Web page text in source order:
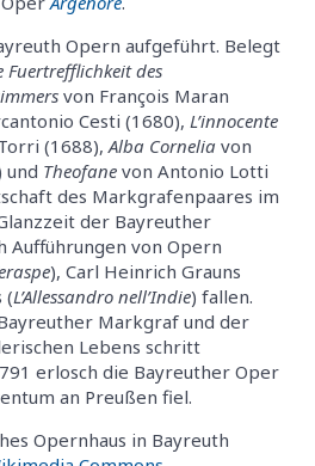
Opern aufgeführt. Belegt
Fuertrefflichkeit des
von François Maran
Cesti (1680), L’innocente
(1688), Alba Cornelia von
und Theofane von Antonio Lotti
des Markgrafenpaares im
der Bayreuther
Aufführungen von Opern
), Carl Heinrich Grauns
(L’Allessandro nell’Indie) fallen.
Markgraf und der
Lebens schritt
erlosch die Bayreuther Oper
an Preußen fiel.
Opernhaus in Bayreuth